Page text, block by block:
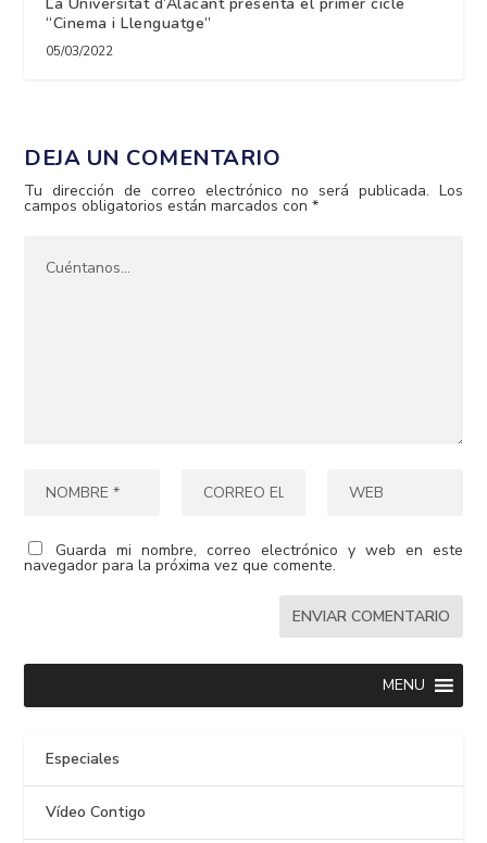
La Universitat d’Alacant presenta el primer cicle
“Cinema i Llenguatge”
05/03/2022
DEJA UN COMENTARIO
Tu dirección de correo electrónico no será publicada. Los
campos obligatorios están marcados con*
Guarda mi nombre, correo electrónico y web en este
navegador para la próxima vez que comente.
MENU
Especiales
Vídeo Contigo